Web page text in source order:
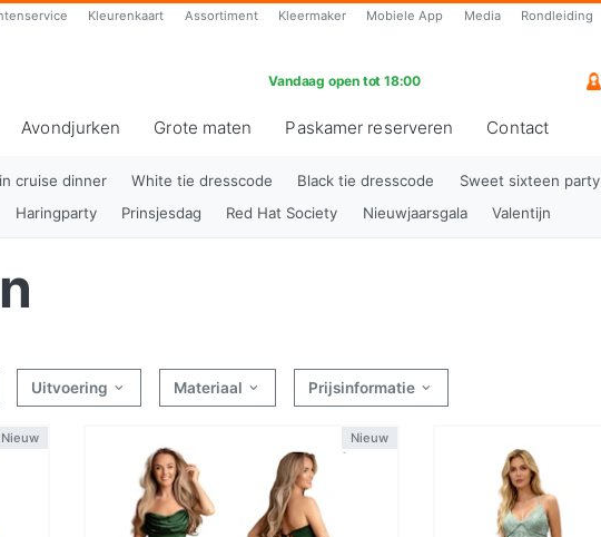
Kleurenkaart Assortiment Kleermaker Mobiele App Media Rondleiding
Vandaag open tot 18:00
Avondjurken Grote maten Paskamer reserveren Contact
cruise dinner White tie dresscode Black tie dresscode
Sweet sixteen party
Haringparty Prinsjesdag Red Hat Society Nieuwjaarsgala Valentijn
Uitvoering Materiaal Prijsinformatie
Nieuw Nieuw